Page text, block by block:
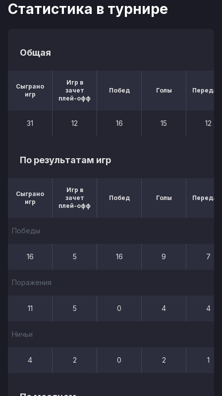
Статистика в турнире
Общая
Сыграно
игр
Игр в
зачет
плей-офф
Побед Голы
31 12 16 15 12
По результатам игр
Сыграно
игр
Игр в
зачет
плей-офф
Побед Голы
Победы
16 5 16 9 7
Поражения
11 5 0 4 4
Ничьи
4 2 0 2 1